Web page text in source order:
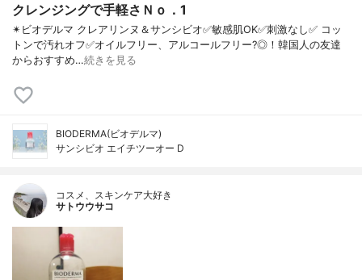
クレンジングで手軽さＮｏ．1
✴ビオデルマ クレアリンヌ＆サンシビオ ✅敏感肌OK ✅刺激なし ✅ コッ
トンで汚れオフ ✅オイルフリー、アルコールフリー?◎！ 韓国人の友達
からおすすめ…続きを見る
BIODERMA(ビオデルマ)
サンシビオ エイチツーオー D
コスメ、スキンケア大好き
サトウウサコ